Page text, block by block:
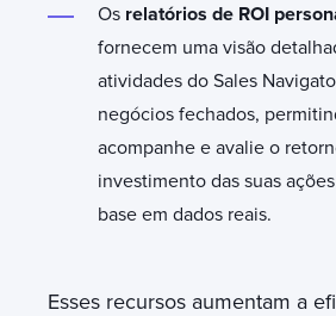
Os relatórios de ROI
fornecem uma visão
atividades do Sales
negócios fechados,
acompanhe e avalie o
investimento das suas
base em dados reais.
Esses recursos aumentam a